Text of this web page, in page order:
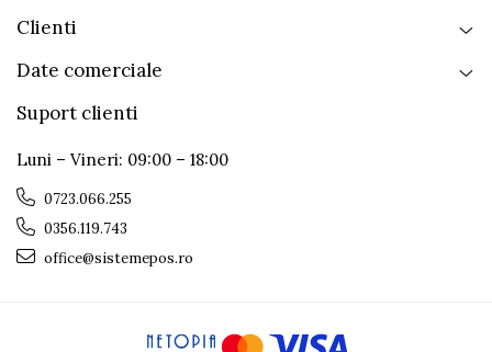
Clienti
Date comerciale
Suport clienti
Luni – Vineri: 09:00 – 18:00
0723.066.255
0356.119.743
office@sistemepos.ro